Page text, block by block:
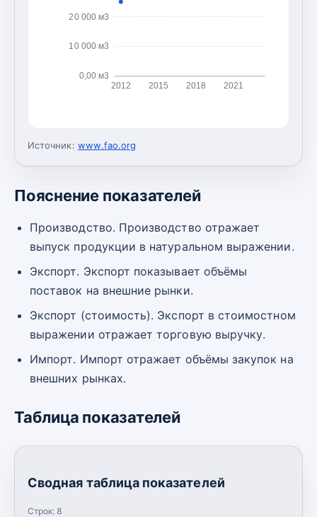
0,00 м3
10 000 м3
20 000 м3
2012 2015 2018 2021
Источник: www.fao.org
Пояснение показателей
Производство. Производство отражает
выпуск продукции в натуральном выражении.
Экспорт. Экспорт показывает объёмы
поставок на внешние рынки.
Экспорт (стоимость). Экспорт в стоимостном
выражении отражает торговую выручку.
Импорт. Импорт отражает объёмы закупок на
внешних рынках.
Таблица показателей
Сводная таблица показателей
Строк: 8